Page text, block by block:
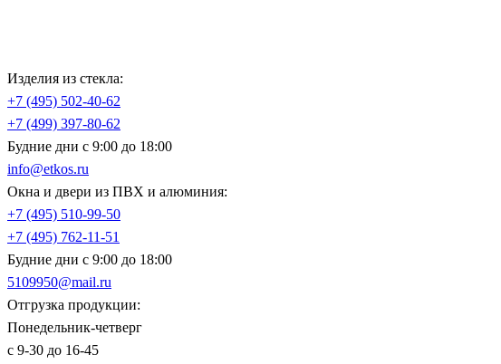
Изделия из стекла:
+7 (495) 502-40-62
+7 (499) 397-80-62
Будние дни с 9:00 до 18:00
info@etkos.ru
Окна и двери из ПВХ и алюминия:
+7 (495) 510-99-50
+7 (495) 762-11-51
Будние дни с 9:00 до 18:00
5109950@mail.ru
Отгрузка продукции:
Понедельник-четверг
с 9-30 до 16-45